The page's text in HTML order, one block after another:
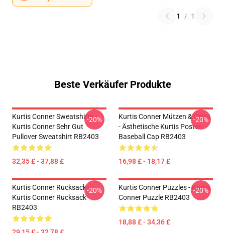
1 / 1
Beste Verkäufer Produkte
Kurtis Conner Sweatshirts -
Kurtis Conner Sehr Gut
Pullover Sweatshirt RB2403
32,35 £ - 37,88 £
-20%
Kurtis Conner Mützen & Caps
- Ästhetische Kurtis Poster
Baseball Cap RB2403
16,98 £ - 18,17 £
-20%
Kurtis Conner Rucksack -
Kurtis Conner Rucksack
RB2403
-20%
Kurtis Conner Puzzles - Kurtis
Conner Puzzle RB2403
18,88 £ - 34,36 £
-20%